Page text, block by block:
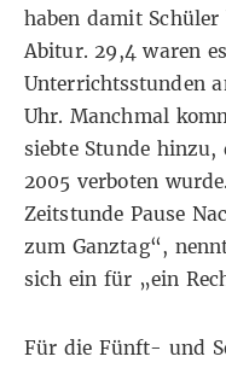
haben damit
Abitur. 29,4 waren
Unterrichtsstunden
Uhr. Manchmal
siebte Stunde
2005 verboten
Zeitstunde Pause
zum Ganztag“,
sich ein für „ein
Für die Fünft- und